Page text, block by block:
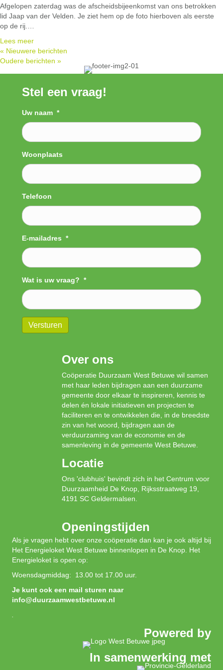
Afgelopen zaterdag was de afscheidsbijeenkomst van ons betrokken
lid Jaap van der Velden. Je ziet hem op de foto hierboven als eerste
op de rij.…
Lees meer
« Nieuwere berichten
Oudere berichten »
Stel een vraag!
Uw naam *
Woonplaats
Telefoon
E-mailadres *
Wat is uw vraag? *
Versturen
Over ons
Coöperatie Duurzaam West Betuwe wil samen
met haar leden bijdragen aan een duurzame
gemeente door elkaar te inspireren, kennis te
delen én lokale initiatieven en projecten te
faciliteren en te ontwikkelen die, in de breedste
zin van het woord, bijdragen aan de
verduurzaming van de economie en de
samenleving in de gemeente West Betuwe.
Locatie
Ons 'clubhuis' bevindt zich in het Centrum voor
Duurzaamheid De Knop, Rijksstraatweg 19,
4191 SC Geldermalsen.
Openingstijden
Als je vragen hebt over onze coöperatie dan kan je ook altijd bij
Het Energieloket West Betuwe binnenlopen in De Knop. Het
Energieloket is open op:
Woensdagmiddag: 13.00 tot 17.00 uur.
Je kunt ook een mail sturen naar
info@duurzaamwestbetuwe.nl
Powered by
In samenwerking met